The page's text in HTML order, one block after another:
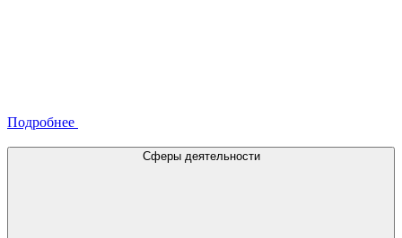
Подробнее
Сферы деятельности